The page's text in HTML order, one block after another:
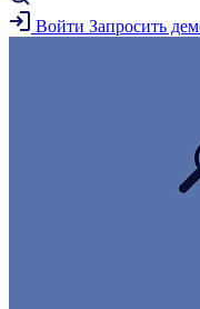
Войти Запросить